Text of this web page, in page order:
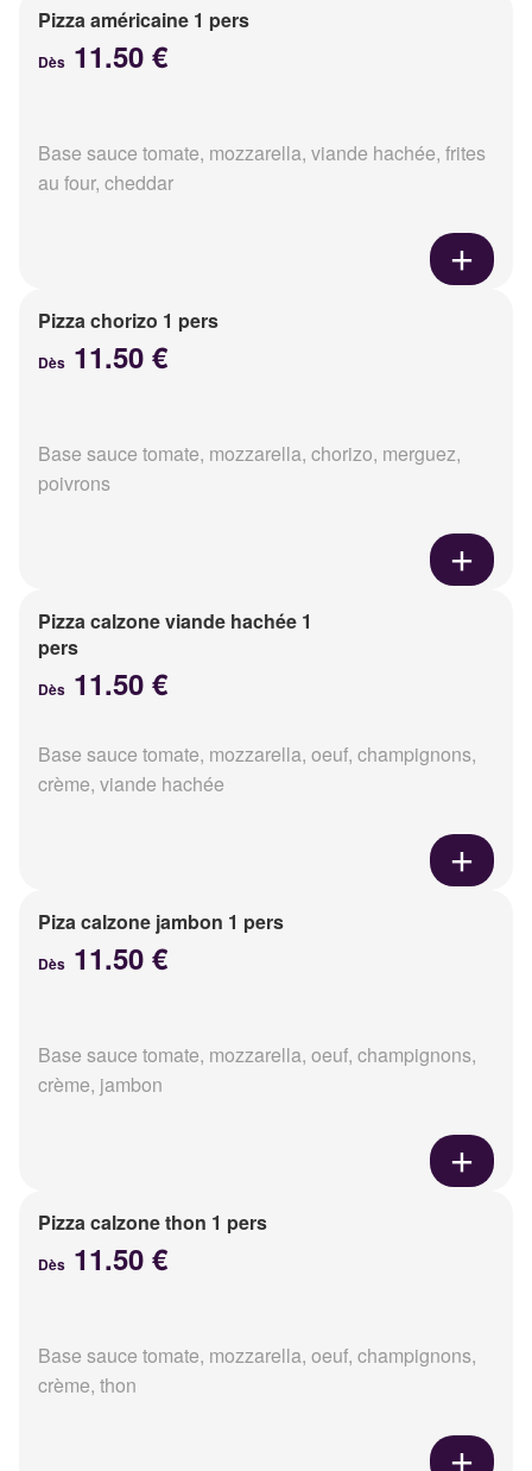
Pizza américaine 1 pers
Dès 11.50 €
Base sauce tomate, mozzarella, viande hachée, frites
au four, cheddar
Pizza chorizo 1 pers
Dès 11.50 €
Base sauce tomate, mozzarella, chorizo, merguez,
poivrons
Pizza calzone viande hachée 1
pers
Dès 11.50 €
Base sauce tomate, mozzarella, oeuf, champignons,
crème, viande hachée
Piza calzone jambon 1 pers
Dès 11.50 €
Base sauce tomate, mozzarella, oeuf, champignons,
crème, jambon
Pizza calzone thon 1 pers
Dès 11.50 €
Base sauce tomate, mozzarella, oeuf, champignons,
crème, thon